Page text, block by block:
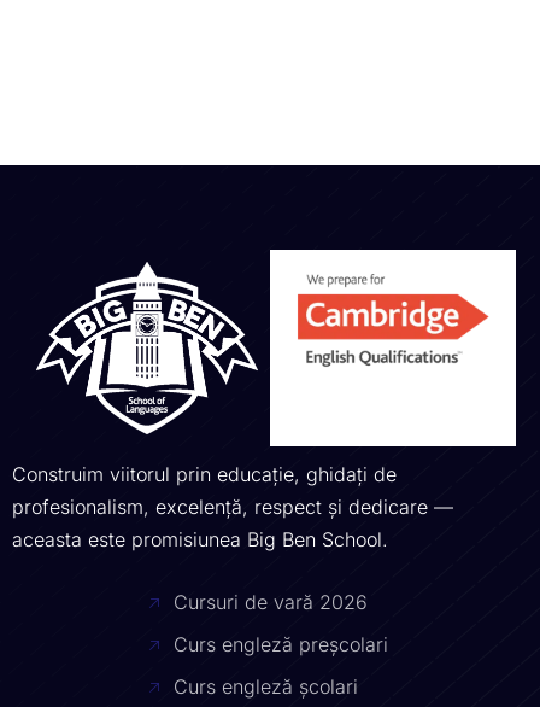
Construim viitorul prin educație, ghidați de
profesionalism, excelență, respect și dedicare —
aceasta este promisiunea Big Ben School.
Cursuri de vară 2026
Curs engleză preșcolari
Curs engleză școlari